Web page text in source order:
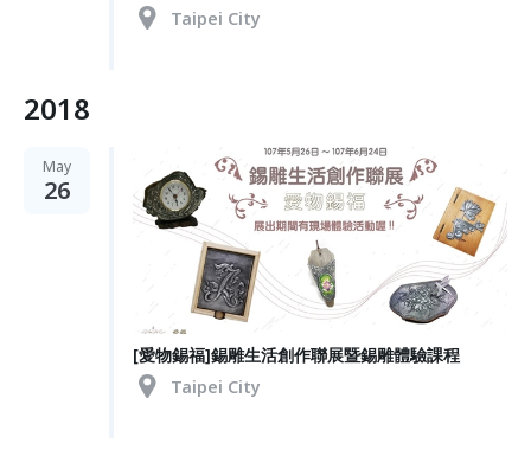
Taipei City
2018
May
26
[愛物錫福]錫雕生活創作聯展暨錫雕體驗課程
Taipei City